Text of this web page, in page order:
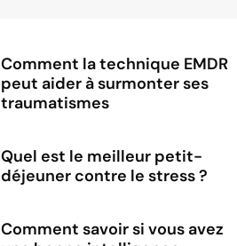
Comment la technique EMDR
peut aider à surmonter ses
traumatismes
Quel est le meilleur petit-
déjeuner contre le stress ?
Comment savoir si vous avez